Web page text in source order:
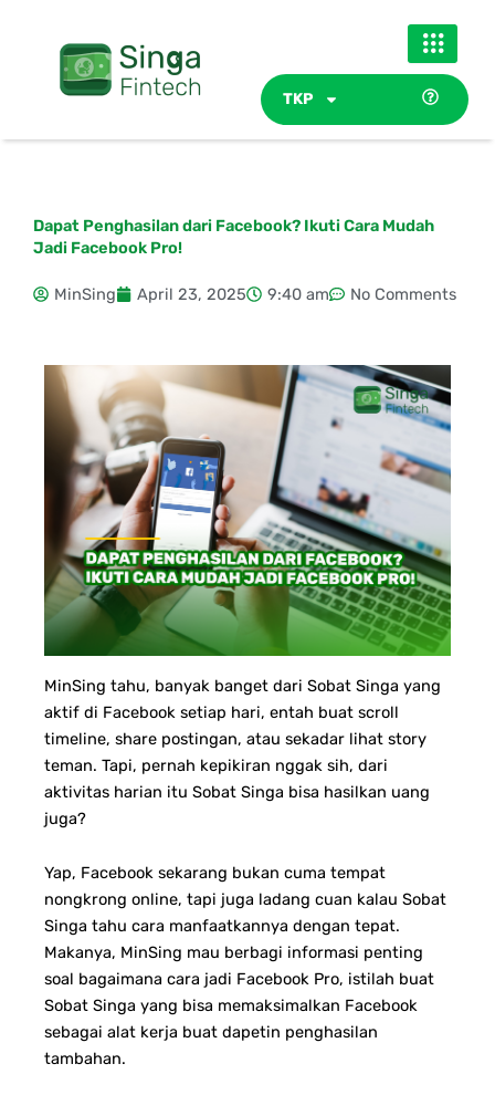
TKP
Dapat Penghasilan dari Facebook? Ikuti Cara Mudah
Jadi Facebook Pro!
MinSing April 23, 2025 9:40 am No Comments
MinSing tahu, banyak banget dari Sobat Singa yang
aktif di Facebook setiap hari, entah buat scroll
timeline, share postingan, atau sekadar lihat story
teman. Tapi, pernah kepikiran nggak sih, dari
aktivitas harian itu Sobat Singa bisa hasilkan uang
juga?
Yap, Facebook sekarang bukan cuma tempat
nongkrong online, tapi juga ladang cuan kalau Sobat
Singa tahu cara manfaatkannya dengan tepat.
Makanya, MinSing mau berbagi informasi penting
soal bagaimana cara jadi Facebook Pro, istilah buat
Sobat Singa yang bisa memaksimalkan Facebook
sebagai alat kerja buat dapetin penghasilan
tambahan.